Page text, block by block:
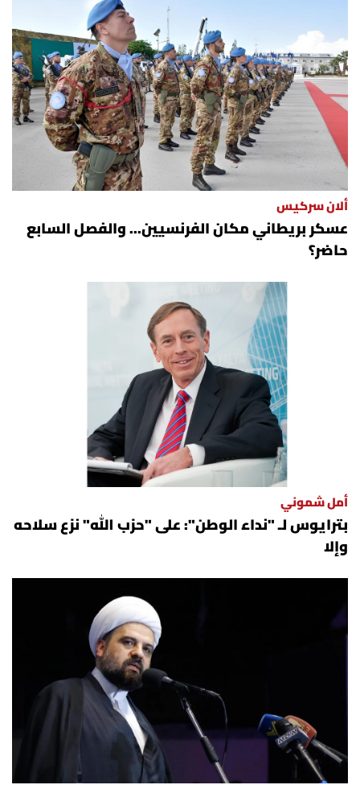
ألان سركيس
عسكر بريطاني مكان الفرنسيين... والفصل السابع
حاضر؟
أمل شموني
بترايوس لـ "نداء الوطن": على "حزب الله" نزع سلاحه
وإلا